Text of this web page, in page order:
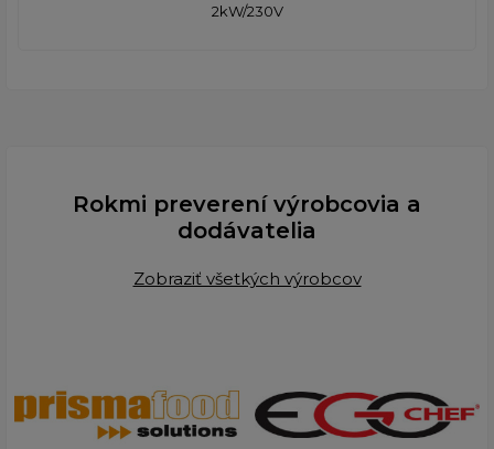
2kW/230V
Rokmi preverení výrobcovia a
dodávatelia
Zobraziť všetkých výrobcov